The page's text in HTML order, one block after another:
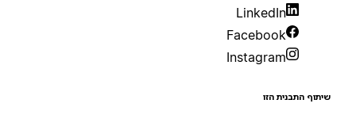
LinkedIn
Facebook
Instagram
התבנית הזו